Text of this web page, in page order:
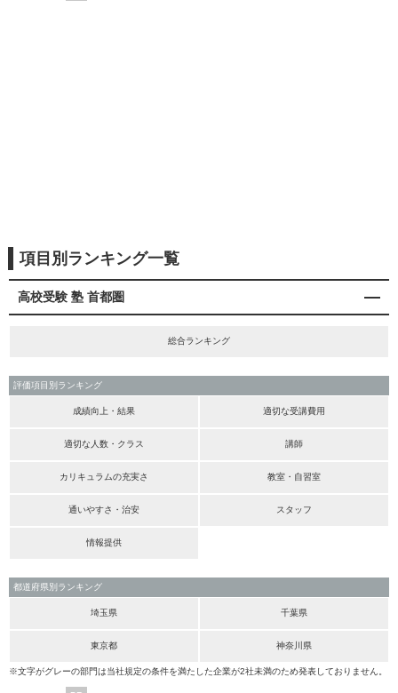
項目別ランキング一覧
高校受験 塾 首都圏
総合ランキング
評価項目別ランキング
成績向上・結果 適切な受講費用
適切な人数・クラス 講師
カリキュラムの充実さ 教室・自習室
通いやすさ・治安 スタッフ
情報提供
都道府県別ランキング
埼玉県 千葉県
東京都 神奈川県
※文字がグレーの部門は当社規定の条件を満たした企業が2社未満のため発表しておりません。